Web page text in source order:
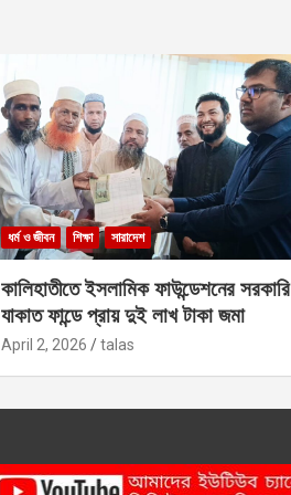
ধর্ম ও জীবন শিক্ষা সারাদেশ
কালিহাতীতে ইসলামিক ফাউন্ডেশনের সরকারি
যাকাত ফান্ডে প্রায় দুই লাখ টাকা জমা
April 2, 2026 talas